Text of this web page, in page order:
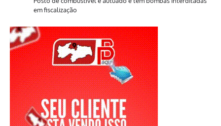
em fiscalização